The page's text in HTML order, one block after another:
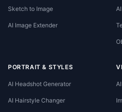
Sketch to Image
AI Image Extender
PORTRAIT & STYLES
AI Headshot Generator
AI Hairstyle Changer